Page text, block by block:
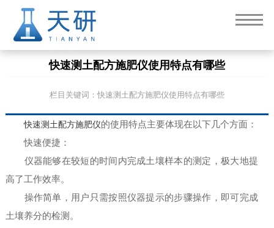
快速测土配方施肥仪使用特点有哪些
栏目关键词：快速测土配方施肥仪使用特点有哪些
快速测土配方施肥仪的使用特点主要体现在以下几个方面：
快速便捷：
仪器能够在较短的时间内完成土壤样本的测定，极大地提
高了工作效率。
操作简单，用户只需按照仪器提示的步骤操作，即可完成
土壤养分的检测。